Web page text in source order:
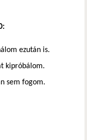
ezután is.
kipróbálom.
sem fogom.